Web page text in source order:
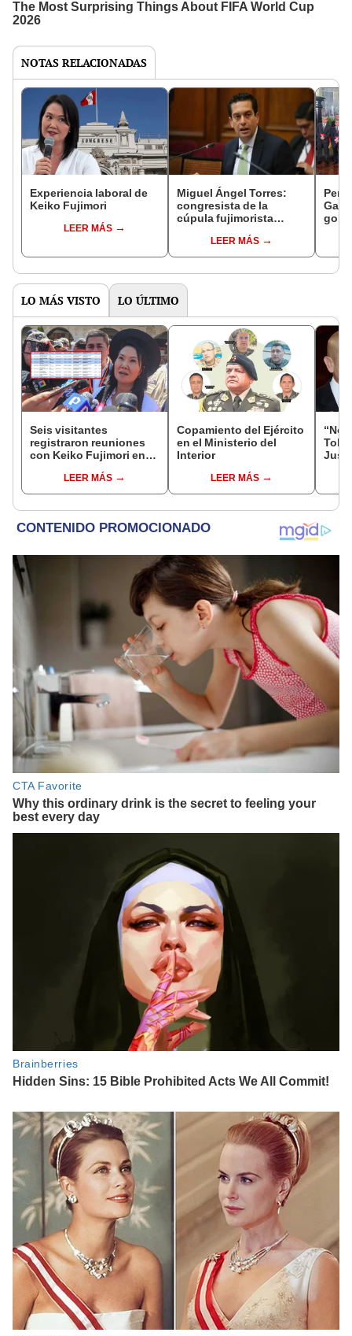
NOTAS RELACIONADAS
Experiencia laboral de
Keiko Fujimori
LEER MÁS
Miguel Ángel Torres:
congresista de la
cúpula fujimorista
del SenadoLEER MÁS
LO MÁS VISTO LO ÚLTIMO
Seis visitantes
registraron reuniones
con Keiko Fujimori en
presidenta se
encontraba en Junín
LEER MÁS
Copamiento del Ejército
en el Ministerio del
Interior
LEER MÁS
“No